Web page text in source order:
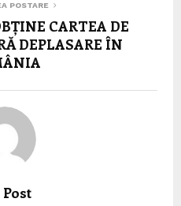
POSTARE
CARTEA DE
DEPLASARE ÎN